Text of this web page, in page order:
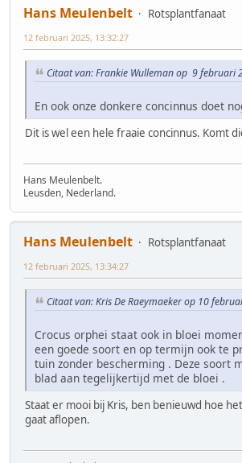
Hans Meulenbelt
Rotsplantfanaat
12 februari 2025, 13:32:27
Citaat van: Frankie Wulleman op 9 februari
En ook onze donkere concinnus doet
Dit is wel een hele fraaie concinnus. Komt
Hans Meulenbelt.
Leusden, Nederland.
Hans Meulenbelt
Rotsplantfanaat
12 februari 2025, 13:34:27
Citaat van: Kris De Raeymaeker op 10
Crocus orphei staat ook in bloei
een goede soort en op termijn ook te
tuin zonder bescherming . Deze soort
blad aan tegelijkertijd met de bloei .
Staat er mooi bij Kris, ben benieuwd hoe
gaat aflopen.